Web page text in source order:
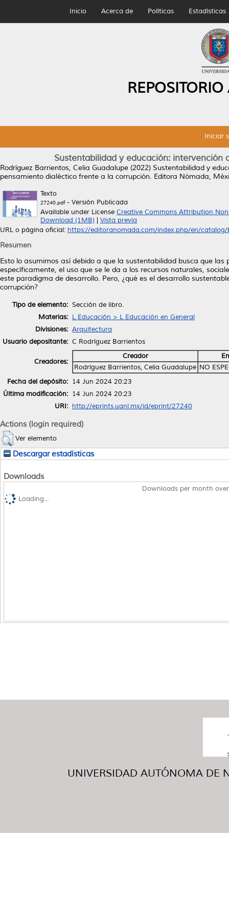
Inicio Acerca de Políticas Estadísticas
Iniciar
Sustentabilidad y educación: intervención
Rodríguez Barrientos, Celia Guadalupe (2022) Sustentabilidad y
pensamiento dialéctico frente a la corrupción. Editora Nómada,
Texto
27240.pdf- Versión Publicada
Available under License Creative Commons Attribution
Download (1MB)
Vista previa
URL o página oficial: https://editoranomada.com/index.php/en/catalog/
Resumen
Esto lo asumimos así debido a que la sustentabilidad busca que
específicamente, el uso que se le da a los recursos naturales,
este paradigma de desarrollo. Pero, ¿qué es el desarrollo
corrupción?
Tipo de elemento: Sección de libro.
Materias: L Educación > L Educación en General
Divisiones: Arquitectura
Usuario depositante: C Rodríguez Barrientos
Creadores:
Creador
Rodríguez Barrientos, Celia Guadalupe NO
Fecha del depósito: 14 Jun 2024 20:23
Última modificación: 14 Jun 2024 20:23
URI: http://eprints.uanl.mx/id/eprint/27240
Actions (login required)
Ver elemento
Descargar estadísticas
Downloads
Downloads per month
Loading...
UNIVERSIDAD AUTÓNOMA DE